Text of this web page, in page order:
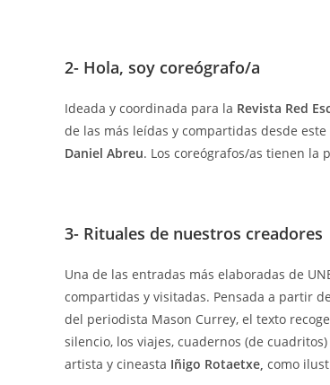
2- Hola, soy coreógrafo/a
Ideada y coordinada para la Revista Red
de las más leídas y compartidas desde
Daniel Abreu. Los coreógrafos/as tienen la
3- Rituales de nuestros creadores
Una de las entradas más elaboradas de
compartidas y visitadas. Pensada a partir
del periodista Mason Currey, el texto
silencio, los viajes, cuadernos (de
artista y cineasta Iñigo Rotaetxe, como